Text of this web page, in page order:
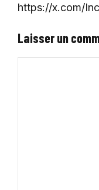
https://x.com/
Laisser un